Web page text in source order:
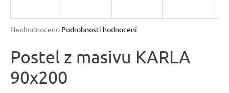
Průměrné
produktu
je
0,0
z
Neohodnoceno Podrobnosti hodnocení
Postel z masivu KARLA
90x200
A
a
í
t
?